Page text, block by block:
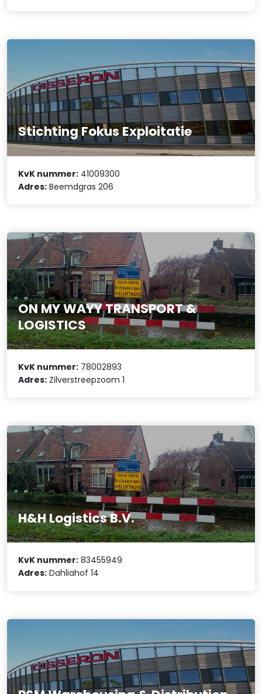
Stichting Fokus Exploitatie
KvK nummer: 41009300
Adres: Beemdgras 206
ON MY WAYY TRANSPORT &
LOGISTICS
KvK nummer: 78002893
Adres: Zilverstreepzoom 1
H&H Logistics B.V.
KvK nummer: 83455949
Adres: Dahliahof 14